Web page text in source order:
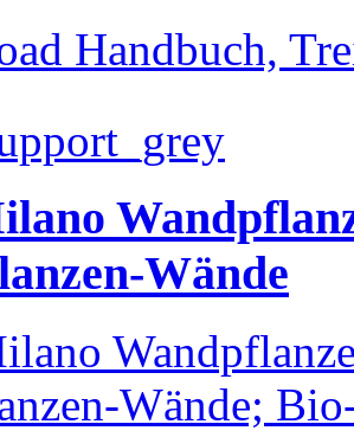
Handbuch,
Wände